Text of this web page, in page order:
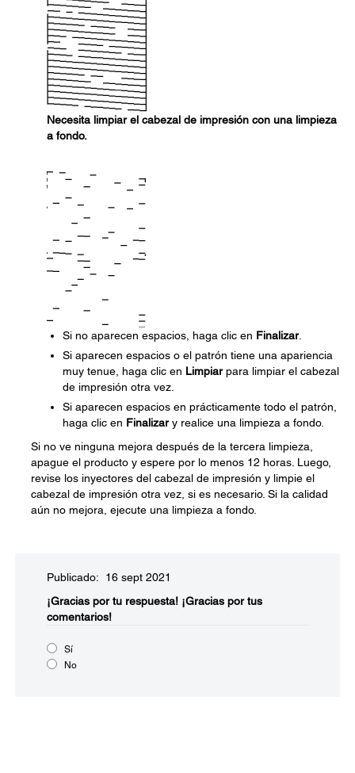
Necesita limpiar el cabezal de impresión con una limpieza
a fondo.
Si no aparecen espacios, haga clic en Finalizar.
Si aparecen espacios o el patrón tiene una apariencia
muy tenue, haga clic en Limpiarpara limpiar el cabezal
de impresión otra vez.
Si aparecen espacios en prácticamente todo el patrón,
haga clic en Finalizary realice una limpieza a fondo.
Si no ve ninguna mejora después de la tercera limpieza,
apague el producto y espere por lo menos 12 horas. Luego,
revise los inyectores del cabezal de impresión y limpie el
cabezal de impresión otra vez, si es necesario. Si la calidad
aún no mejora, ejecute una limpieza a fondo.
Publicado: 16 sept 2021
¡Gracias por tu respuesta! ¡Gracias por tus
comentarios!
Sí
No